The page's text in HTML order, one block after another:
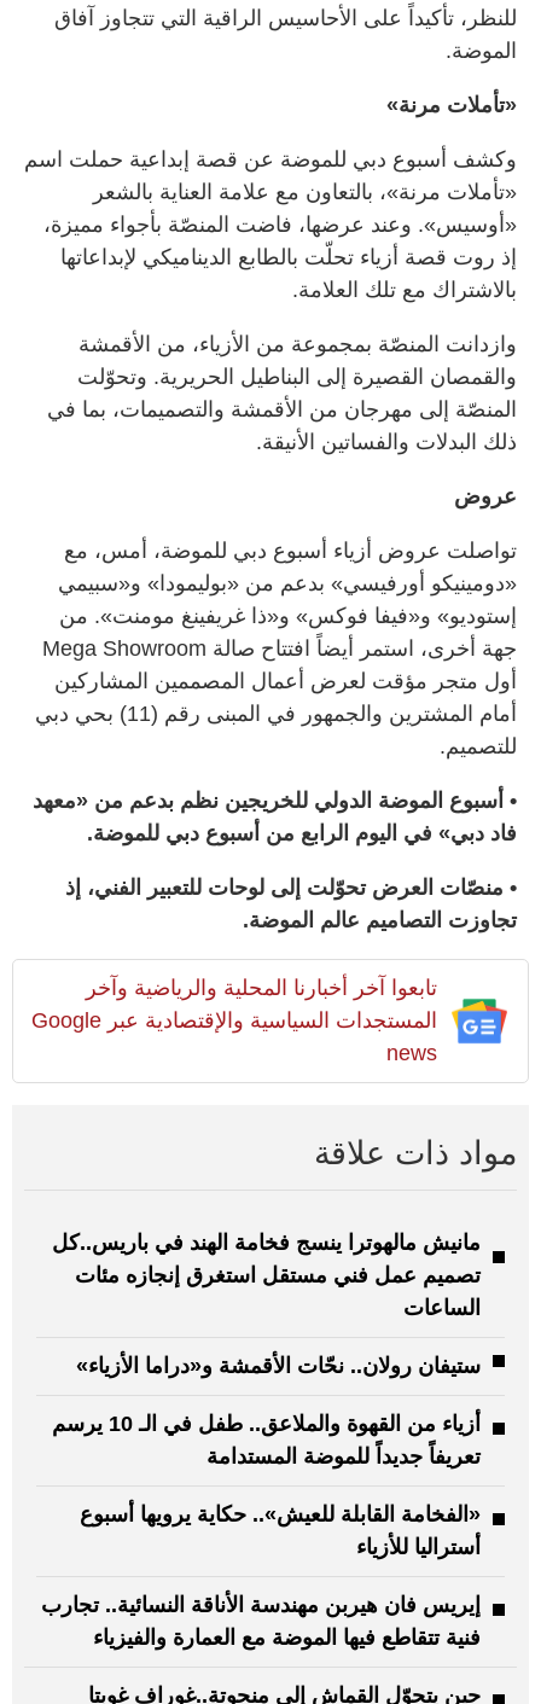
للنظر، تأكيداً على الأحاسيس الراقية التي تتجاوز آفاق
الموضة.
«تأملات مرنة»
وكشف أسبوع دبي للموضة عن قصة إبداعية حملت اسم
«تأملات مرنة»، بالتعاون مع علامة العناية بالشعر
«أوسيس». وعند عرضها، فاضت المنصّة بأجواء مميزة،
إذ روت قصة أزياء تحلّت بالطابع الديناميكي لإبداعاتها
بالاشتراك مع تلك العلامة.
وازدانت المنصّة بمجموعة من الأزياء، من الأقمشة
والقمصان القصيرة إلى البناطيل الحريرية. وتحوّلت
المنصّة إلى مهرجان من الأقمشة والتصميمات، بما في
ذلك البدلات والفساتين الأنيقة.
عروض
تواصلت عروض أزياء أسبوع دبي للموضة، أمس، مع
«دومينيكو أورفيسي» بدعم من «بوليمودا» و«سبيمي
إستوديو» و«فيفا فوكس» و«ذا غريفينغ مومنت». من
جهة أخرى، استمر أيضاً افتتاح صالة Mega Showroom
أول متجر مؤقت لعرض أعمال المصممين المشاركين
أمام المشترين والجمهور في المبنى رقم (11) بحي دبي
للتصميم.
• أسبوع الموضة الدولي للخريجين نظم بدعم من «معهد
فاد دبي» في اليوم الرابع من أسبوع دبي للموضة.
• منصّات العرض تحوّلت إلى لوحات للتعبير الفني، إذ
تجاوزت التصاميم عالم الموضة.
تابعوا آخر أخبارنا المحلية والرياضية وآخر
المستجدات السياسية والإقتصادية عبر Google
news
مواد ذات علاقة
مانيش مالهوترا ينسج فخامة الهند في باريس..كل
تصميم عمل فني مستقل استغرق إنجازه مئات
الساعات
ستيفان رولان.. نحّات الأقمشة و«دراما الأزياء»
أزياء من القهوة والملاعق.. طفل في الـ 10 يرسم
تعريفاً جديداً للموضة المستدامة
«الفخامة القابلة للعيش».. حكاية يرويها أسبوع
أستراليا للأزياء
إيريس فان هيربن مهندسة الأناقة النسائية.. تجارب
فنية تتقاطع فيها الموضة مع العمارة والفيزياء
حين يتحوّل القماش إلى منحوتة..غوراف غوبتا